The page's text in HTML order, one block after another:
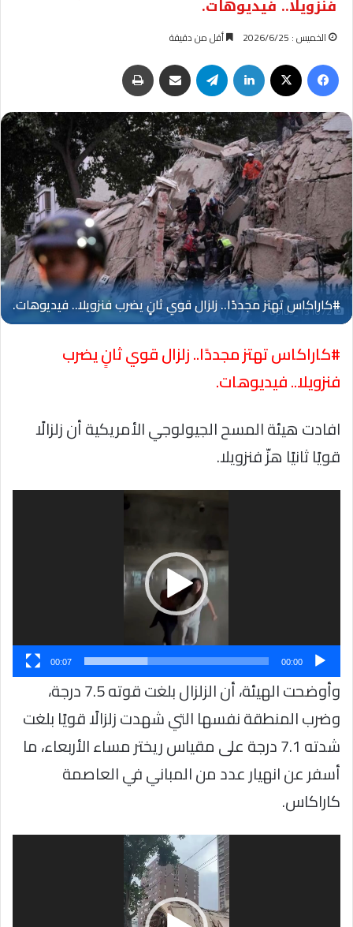
فنزويلا.. فيديوهات.
الخميس : 2026/6/25 أقل من دقيقة
فيسبوك لينكدإن تيلقرام مشاركة عبر البريد
Oplus_131072
#كاراكاس تهتز مجددًا.. زلزال قوي ثانٍ يضرب
فنزويلا.. فيديوهات.
افادت هيئة المسح الجيولوجي الأمريكية أن زلزالًا
قويًا ثانيًا هزّ فنزويلا.
00:00
00:07
وأوضحت الهيئة، أن الزلزال بلغت قوته 7.5 درجة،
وضرب المنطقة نفسها التي شهدت زلزالًا قويًا بلغت
شدته 7.1 درجة على مقياس ريختر مساء الأربعاء، ما
أسفر عن انهيار عدد من المباني في العاصمة
كاراكاس.